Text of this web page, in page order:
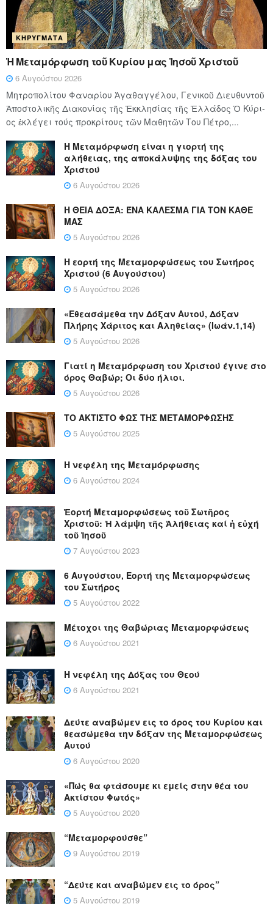
ΚΗΡΎΓΜΑΤΑ
Ἡ Μεταμόρφωση τοῦ Κυρίου μας Ἰησοῦ Χριστοῦ
6 Αυγούστου 2026
Μητροπολίτου Φαναρίου Ἀγαθαγγέλου, Γενικοῦ Διευθυντοῦ
Ἀποστολικῆς Διακονίας τῆς Ἐκκλησίας τῆς Ἑλλάδος Ὁ Κύ­ρι­
ος ἐκλέγει τούς προ­κρί­τους τῶν Μα­θη­τῶν Του Πέ­τρο,...
Η Μεταμόρφωση είναι η γιορτή της
αλήθειας, της αποκάλυψης της δόξας του
Χριστού
6 Αυγούστου 2026
Η ΘΕΙΑ ΔΟΞΑ: ΈΝΑ ΚΑΛΕΣΜΑ ΓΙΑ ΤΟΝ ΚΑΘΕ
ΜΑΣ
5 Αυγούστου 2026
Η εορτή της Μεταμορφώσεως του Σωτήρος
Χριστού (6 Αυγούστου)
5 Αυγούστου 2026
«Εθεασάμεθα την Δόξαν Αυτού, Δόξαν
Πλήρης Χάριτος και Αληθείας» (Ιωάν.1,14)
5 Αυγούστου 2026
Γιατί η Μεταμόρφωση του Χριστού έγινε στο
όρος Θαβώρ; Οι δύο ήλιοι.
5 Αυγούστου 2026
ΤΟ ΑΚΤΙΣΤΟ ΦΩΣ ΤΗΣ ΜΕΤΑΜΟΡΦΩΣΗΣ
5 Αυγούστου 2025
Η νεφέλη της Μεταμόρφωσης
6 Αυγούστου 2024
Ἑορτή Μεταμορφώσεως τοῦ Σωτῆρος
Χριστοῦ: Ἡ λάμψη τῆς Ἀλήθειας καί ἡ εὐχή
τοῦ Ἰησοῦ
7 Αυγούστου 2023
6 Αυγούστου, Εορτή της Μεταμορφώσεως
του Σωτήρος
5 Αυγούστου 2022
Μέτοχοι της Θαβώριας Μεταμορφώσεως
6 Αυγούστου 2021
Η νεφέλη της Δόξας του Θεού
6 Αυγούστου 2021
Δεύτε αναβώμεν εις το όρος του Κυρίου και
θεασώμεθα την δόξαν της Μεταμορφώσεως
Αυτού
6 Αυγούστου 2020
«Πώς θα φτάσουμε κι εμείς στην θέα του
Ακτίστου Φωτός»
5 Αυγούστου 2020
“Μεταμορφούσθε”
9 Αυγούστου 2019
“Δεύτε και αναβώμεν εις το όρος”
5 Αυγούστου 2019